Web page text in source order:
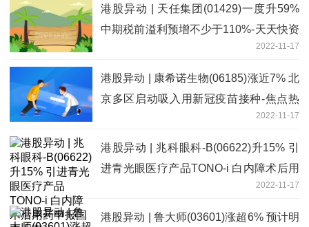
港股异动 | 天任集团(01429)一度升59%
中期税前溢利预增不少于110%-天天快资
2022-11-17
港股异动 | 康希诺生物(06185)涨近7% 北
京多区启动吸入用新冠疫苗接种-焦点热
2022-11-17
港股异动 | 兆科眼科-B(06622)升15% 引
进青光眼医疗产品TONO-i 白内障术后用
2022-11-17
港股异动 | 鲁大师(03601)涨超6% 预计明